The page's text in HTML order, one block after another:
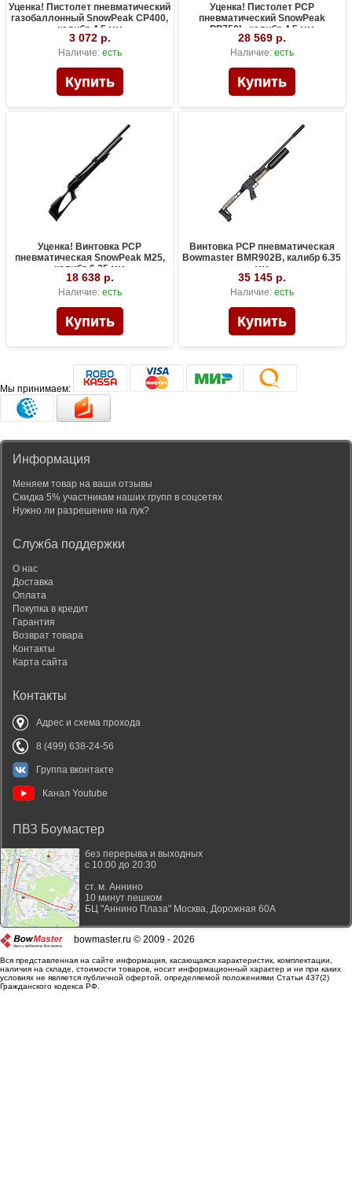
Уценка! Пистолет пневматический
газобаллонный SnowPeak CP400,
калибр 4.5 мм
3 072 р.
Наличие: есть
Уценка! Пистолет PCP
пневматический SnowPeak
PP750L, калибр 4.5 мм
28 569 р.
Наличие: есть
Уценка! Винтовка PCP
пневматическая SnowPeak M25,
калибр 6.35 мм
18 638 р.
Наличие: есть
Винтовка PCP пневматическая
Bowmaster BMR902B, калибр 6.35
мм
35 145 р.
Наличие: есть
Мы принимаем:
Информация
Меняем товар на ваши отзывы
Скидка 5% участникам наших групп в соцсетях
Нужно ли разрешение на лук?
Служба поддержки
О нас
Доставка
Оплата
Покупка в кредит
Гарантия
Возврат товара
Контакты
Карта сайта
Контакты
Адрес и схема прохода
8 (499) 638-24-56
Группа вконтакте
Канал Youtube
ПВЗ Боумастер
без перерыва и выходных
с 10:00 до 20:30
ст. м. Аннино
10 минут пешком
БЦ "Аннино Плаза" Москва, Дорожная 60А
bowmaster.ru © 2009 - 2026
Вся представленная на сайте информация, касающаяся характеристик, комплектации,
наличия на складе, стоимости товаров, носит информационный характер и ни при каких
условиях не является публичной офертой, определяемой положениями Статьи 437(2)
Гражданского кодекса РФ.